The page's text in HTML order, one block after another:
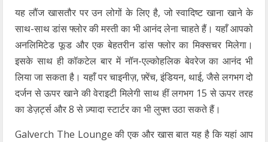
यह लौंज खासतौर पर उन लोगों के लिए है, जो स्वादिष्ट खाना खाने के
साथ-साथ डांस फ्लोर की मस्ती का भी आनंद लेना चाहते हैं। यहाँ आपको
अनलिमिटेड फूड और एक बेहतरीन डांस फ्लोर का मिक्सचर मिलेगा।
इसके साथ ही कॉकटेल बार में नॉन-एल्कोहलिक बेवरेज का आनंद भी
लिया जा सकता है। यहाँ पर चाइनीज़, फ़्रेंच, इंडियन, थाई, जैसे लगभग दो
दर्जन से ऊपर खाने की वेराइटी मिलेगी साथ हीं लगभग 15 से ऊपर तरह
का डेज़र्ट्स और 8 से ज़्यादा स्टार्टर का भी लुफ्त उठा सकते हैं।
Galverch The Lounge की एक और खास बात यह है कि यहां आप